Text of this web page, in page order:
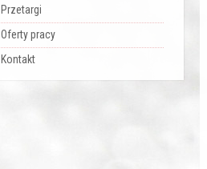
Przetargi
Oferty pracy
Kontakt